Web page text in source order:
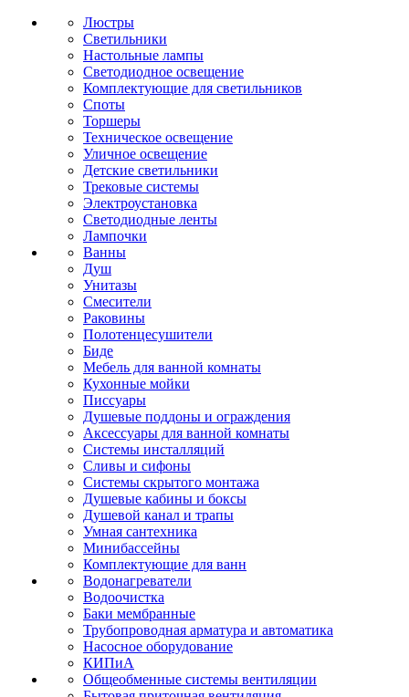
Люстры
Светильники
Настольные лампы
Светодиодное освещение
Комплектующие для светильников
Споты
Торшеры
Техническое освещение
Уличное освещение
Детские светильники
Трековые системы
Электроустановка
Светодиодные ленты
Лампочки
Ванны
Душ
Унитазы
Смесители
Раковины
Полотенцесушители
Биде
Мебель для ванной комнаты
Кухонные мойки
Писсуары
Душевые поддоны и ограждения
Аксессуары для ванной комнаты
Системы инсталляций
Сливы и сифоны
Системы скрытого монтажа
Душевые кабины и боксы
Душевой канал и трапы
Умная сантехника
Минибассейны
Комплектующие для ванн
Водонагреватели
Водоочистка
Баки мембранные
Трубопроводная арматура и автоматика
Насосное оборудование
КИПиА
Общеобменные системы вентиляции